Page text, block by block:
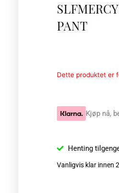
PANT
Dette produktet er
Kjøp nå,
Henting
Vanligvis klar innen